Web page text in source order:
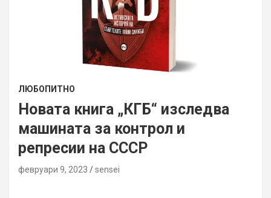
ЛЮБОПИТНО
Новата книга „КГБ“ изследва
машината за контрол и
репресии на СССР
февруари 9, 2023 sensei